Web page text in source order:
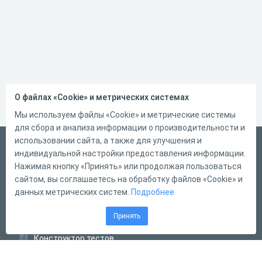
Русский
Справка
Форма обратной связи
Конструктор тестов
О файлах «Cookie» и метрических системах
Мы используем файлы «Cookie» и метрические системы
для сбора и анализа информации о производительности и
использовании сайта, а также для улучшения и
индивидуальной настройки предоставления информации.
Нажимая кнопку «Принять» или продолжая пользоваться
сайтом, вы соглашаетесь на обработку файлов «Cookie» и
данных метрических систем. Подробнее
Принять